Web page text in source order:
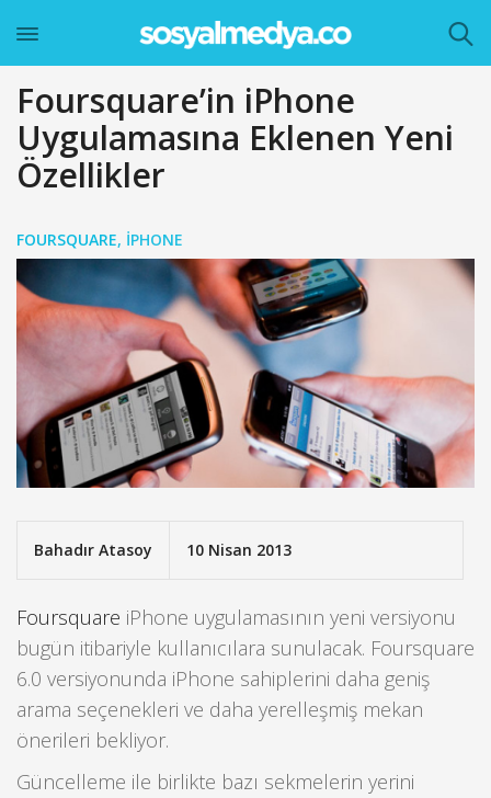
Foursquare’in iPhone
Uygulamasına Eklenen Yeni
Özellikler
FOURSQUARE, IPHONE
Bahadır Atasoy 10 Nisan 2013
Foursquare iPhone uygulamasının yeni versiyonu
bugün itibariyle kullanıcılara sunulacak. Foursquare
6.0 versiyonunda iPhone sahiplerini daha geniş
arama seçenekleri ve daha yerelleşmiş mekan
önerileri bekliyor.
Güncelleme ile birlikte bazı sekmelerin yerini